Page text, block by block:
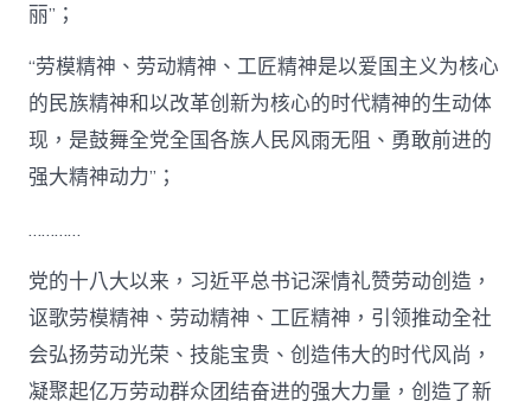
造
_
中
国
网〉
丽”；
“劳模精神、劳动精神、工匠精神是以爱国主义为核心
的民族精神和以改革创新为核心的时代精神的生动体
现，是鼓舞全党全国各族人民风雨无阻、勇敢前进的
强大精神动力”；
…………
党的十八大以来，习近平总书记深情礼赞劳动创造，
讴歌劳模精神、劳动精神、工匠精神，引领推动全社
会弘扬劳动光荣、技能宝贵、创造伟大的时代风尚，
凝聚起亿万劳动群众团结奋进的强大力量，创造了新